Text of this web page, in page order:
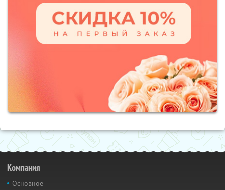
Компания
Основное